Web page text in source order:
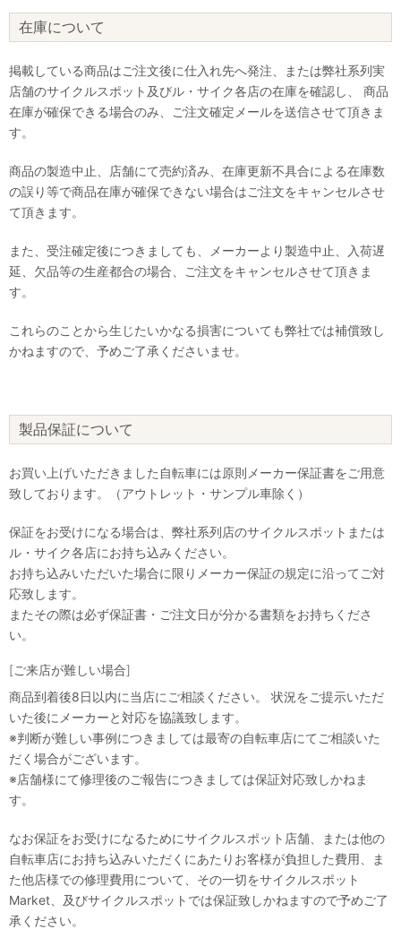
在庫について
掲載している商品はご注文後に仕入れ先へ発注、または弊社系列実
店舗のサイクルスポット及びル・サイク各店の在庫を確認し、 商品
在庫が確保できる場合のみ、ご注文確定メールを送信させて頂きま
す。
商品の製造中止、店舗にて売約済み、在庫更新不具合による在庫数
の誤り等で商品在庫が確保できない場合はご注文をキャンセルさせ
て頂きます。
また、受注確定後につきましても、メーカーより製造中止、入荷遅
延、欠品等の生産都合の場合、ご注文をキャンセルさせて頂きま
す。
これらのことから生じたいかなる損害についても弊社では補償致し
かねますので、予めご了承くださいませ。
製品保証について
お買い上げいただきました自転車には原則メーカー保証書をご用意
致しております。（アウトレット・サンプル車除く）
保証をお受けになる場合は、弊社系列店のサイクルスポットまたは
ル・サイク各店にお持ち込みください。
お持ち込みいただいた場合に限りメーカー保証の規定に沿ってご対
応致します。
またその際は必ず保証書・ご注文日が分かる書類をお持ちくださ
い。
[ご来店が難しい場合]
商品到着後8日以内に当店にご相談ください。 状況をご提示いただ
いた後にメーカーと対応を協議致します。
※判断が難しい事例につきましては最寄の自転車店にてご相談いた
だく場合がございます。
※店舗様にて修理後のご報告につきましては保証対応致しかねま
す。
なお保証をお受けになるためにサイクルスポット店舗、または他の
自転車店にお持ち込みいただくにあたりお客様が負担した費用、ま
た他店様での修理費用について、その一切をサイクルスポット
Market、及びサイクルスポットでは保証致しかねますので予めご了
承ください。